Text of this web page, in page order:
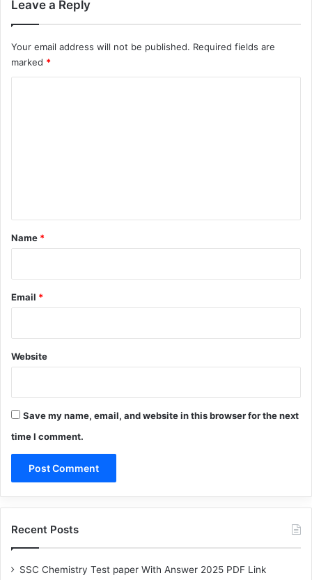
Leave a Reply
Your email address will not be published. Required fields are
marked *
*
Name *
Email *
Website
Save my name, email, and website in this browser for the next
time I comment.
Recent Posts
SSC Chemistry Test paper With Answer 2025 PDF Link